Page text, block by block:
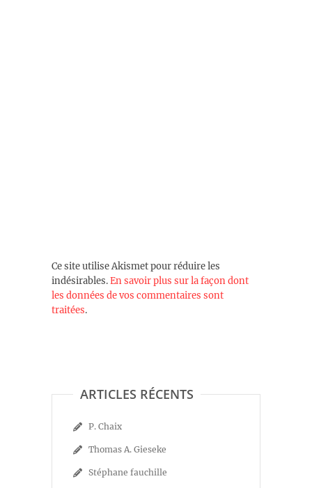
Ce site utilise Akismet pour réduire les
indésirables.En savoir plus sur la façon dont
les données de vos commentaires sont
traitées.
ARTICLES RÉCENTS
P. Chaix
Thomas A. Gieseke
Stéphane fauchille